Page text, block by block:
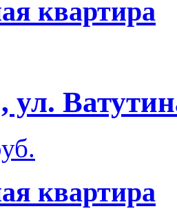
квартира
ул.
квартира